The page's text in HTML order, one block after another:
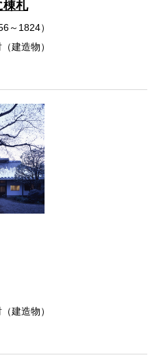
棟札
～1824）
建造物）
建造物）